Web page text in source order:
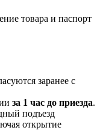
товара и паспорт
заранее с
за 1 час до приезда.
подъезд
открытие